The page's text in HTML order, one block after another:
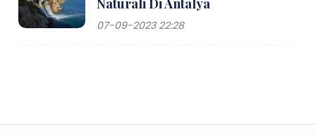
Naturali Di Antalya
07-09-2023 22:28